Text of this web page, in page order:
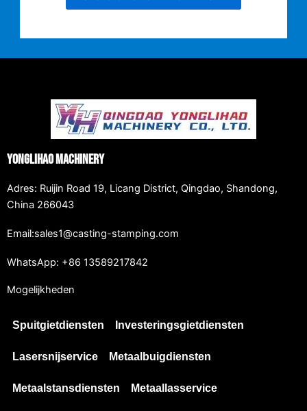
Yonglihao Machinery
Adres: Ruijin Road 19, Licang District, Qingdao, Shandong,
China 266043
Email:sales1@casting-stamping.com
WhatsApp: +86 13589217842
Mogelijkheden
Spuitgietdiensten Investeringsgietdiensten
Lasersnijservice Metaalbuigdiensten
Metaalstansdiensten Metaallasservice